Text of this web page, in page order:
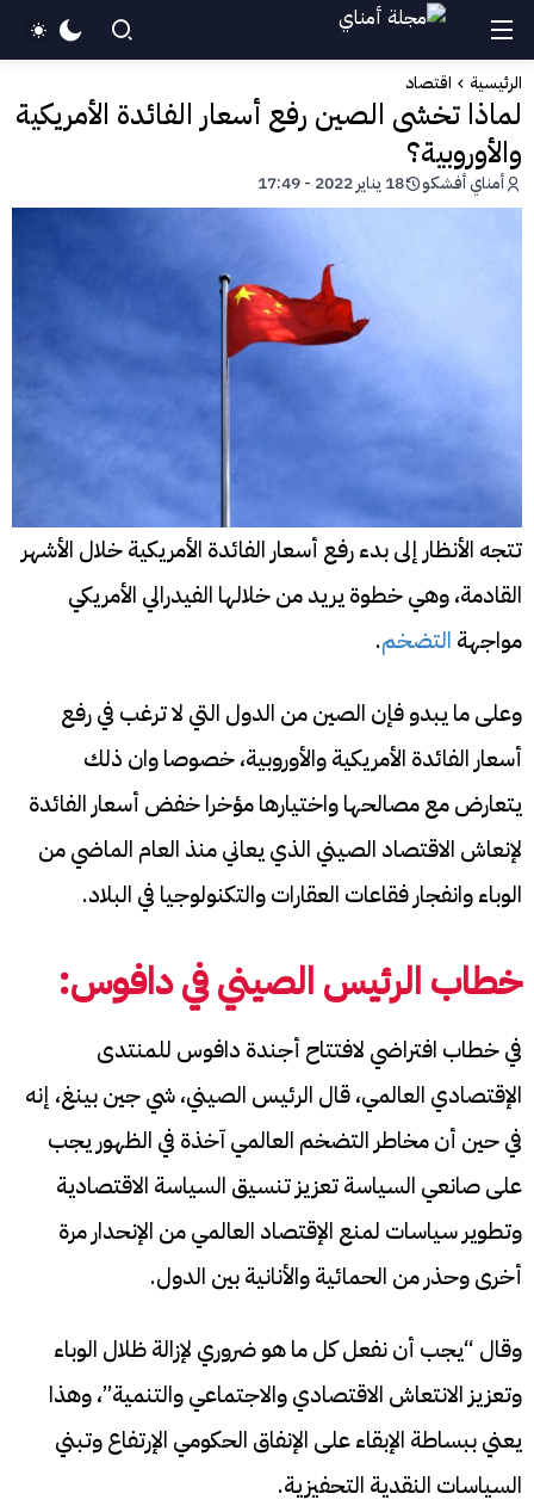
الرئيسية اقتصاد
لماذا تخشى الصين رفع أسعار الفائدة الأمريكية
والأوروبية؟
أمناي أفشكو 18 يناير 2022 - 17:49
تتجه الأنظار إلى بدء رفع أسعار الفائدة الأمريكية خلال الأشهر
القادمة، وهي خطوة يريد من خلالها الفيدرالي الأمريكي
مواجهة التضخم.
وعلى ما يبدو فإن الصين من الدول التي لا ترغب في رفع
أسعار الفائدة الأمريكية والأوروبية، خصوصا وان ذلك
يتعارض مع مصالحها واختيارها مؤخرا خفض أسعار الفائدة
لإنعاش الاقتصاد الصيني الذي يعاني منذ العام الماضي من
الوباء وانفجار فقاعات العقارات والتكنولوجيا في البلاد.
خطاب الرئيس الصيني في دافوس:
في خطاب افتراضي لافتتاح أجندة دافوس للمنتدى
الإقتصادي العالمي، قال الرئيس الصيني، شي جين بينغ، إنه
في حين أن مخاطر التضخم العالمي آخذة في الظهور يجب
على صانعي السياسة تعزيز تنسيق السياسة الاقتصادية
وتطوير سياسات لمنع الإقتصاد العالمي من الإنحدار مرة
أخرى وحذر من الحمائية والأنانية بين الدول.
وقال “يجب أن نفعل كل ما هو ضروري لإزالة ظلال الوباء
وتعزيز الانتعاش الاقتصادي والاجتماعي والتنمية”، وهذا
يعني ببساطة الإبقاء على الإنفاق الحكومي الإرتفاع وتبني
السياسات النقدية التحفيزية.